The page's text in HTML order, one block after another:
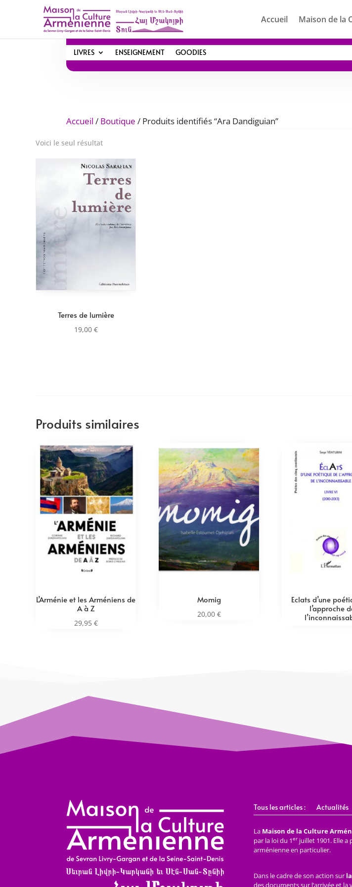
Accueil Maison de la
LIVRES ENSEIGNEMENT GOODIES
Accueil / Boutique / Produits identifiés “Ara Dandiguian”
Voici le seul résultat
Terres de lumière
19,00 €
Produits similaires
L’Arménie et les Arméniens de
A à Z
29,95 €
Momig
20,00 €
Eclats d’une
l’approche
Tous les articles : Actualités
La Maison de la Culture
par la loi du 1erjuillet 1901. Elle a
arménienne en particulier.
Dans le cadre de son action sur
des documents sur l’arrivée et la